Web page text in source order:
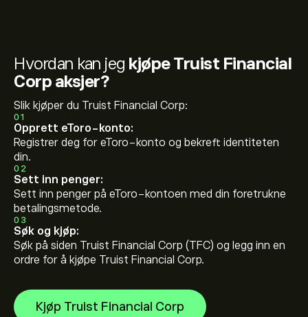
Hvordan kan jeg kjøpe Truist Financial
Corp aksjer?
Slik kjøper du Truist Financial Corp:
01
Opprett eToro-konto:
Registrer deg for eToro-konto og bekreft identiteten
din.
02
Sett inn penger:
Sett inn penger på eToro-kontoen med din foretrukne
betalingsmetode.
03
Søk og kjøp:
Søk på siden Truist Financial Corp (TFC) og legg inn en
ordre for å kjøpe Truist Financial Corp.
Kjøp Truist Financial Corp